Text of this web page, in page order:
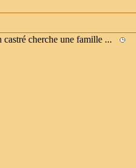
castré cherche une famille ...